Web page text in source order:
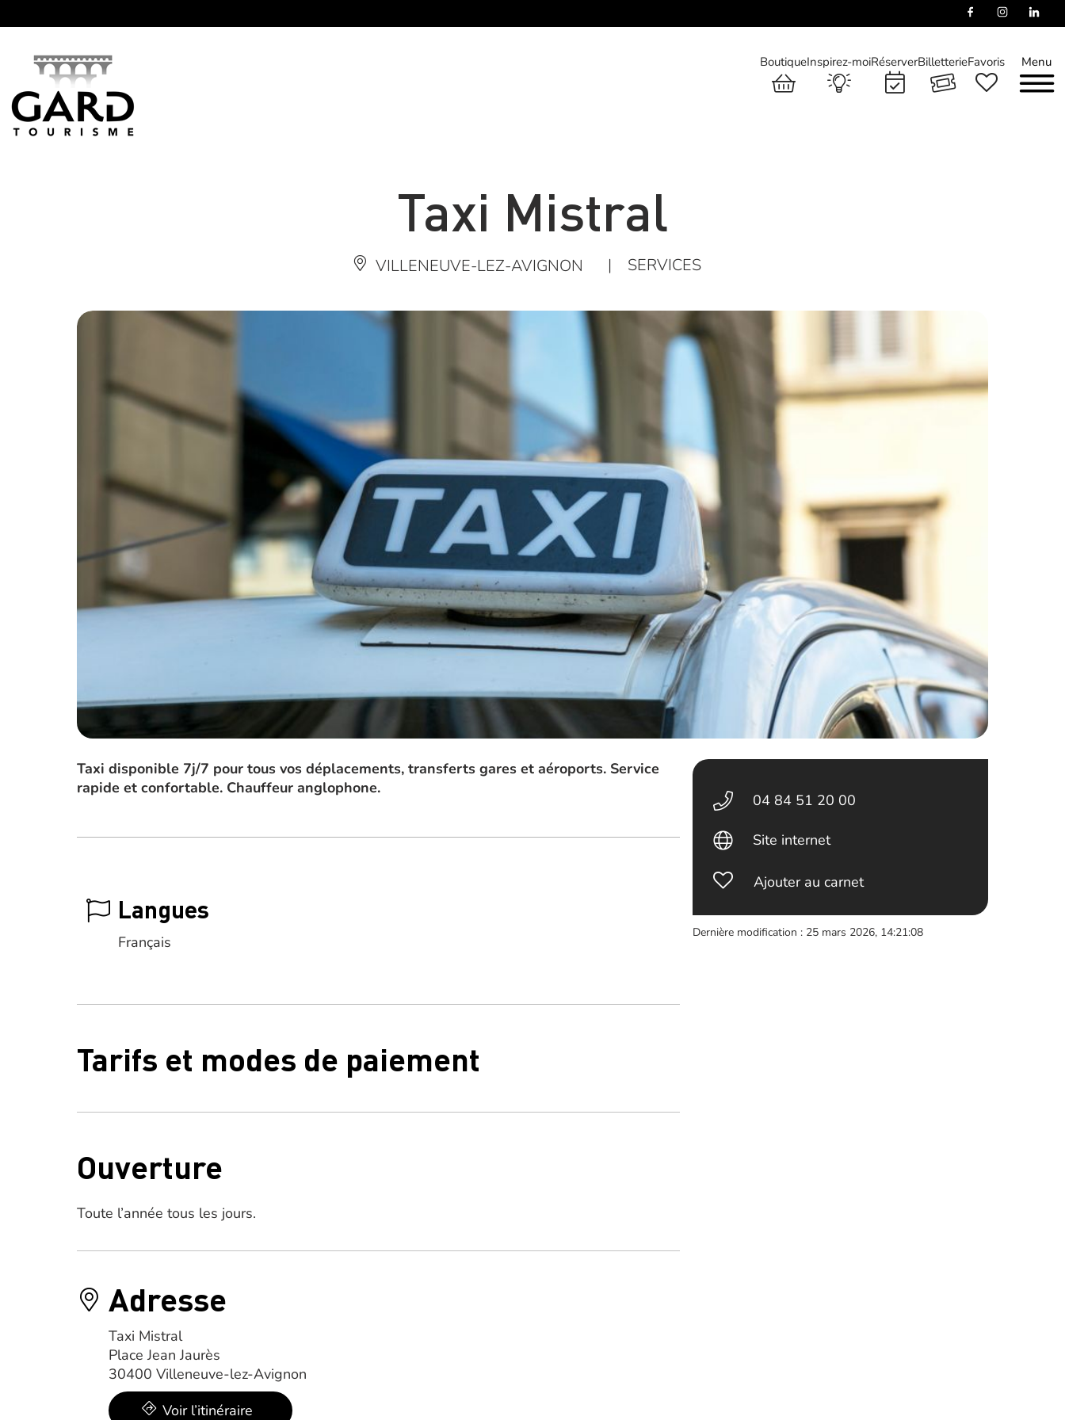
Menu
BoutiqueInspirez-moiRéserverBilletterieFavoris
Taxi Mistral
VILLENEUVE-LEZ-AVIGNON | SERVICES
Taxi disponible 7j/7 pour tous vos déplacements, transferts gares et aéroports. Service
rapide et confortable. Chauffeur anglophone.
Langues
Français
Tarifs et modes de paiement
Ouverture
Toute l’année tous les jours.
Adresse
Taxi Mistral
Place Jean Jaurès
30400 Villeneuve-lez-Avignon
Voir l’itinéraire
04 84 51 20 00
Site internet
Ajouter au carnet
Dernière modification : 25 mars 2026, 14:21:08